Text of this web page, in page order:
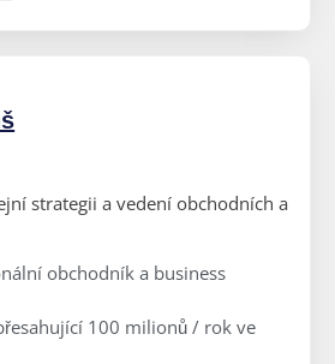
strategii a vedení obchodních a
obchodník a business
100 milionů / rok ve